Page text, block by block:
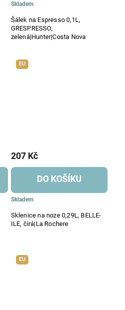
Šálek na Espresso 0,1L,
GRESPRESSO,
zelená|Hunter|Costa Nova
Skladem
EU
Sklenice na noze 0,29L, BELLE-
ILE, čirá|La Rochere
Skladem
207 Kč
DO KOŠÍKU
EU